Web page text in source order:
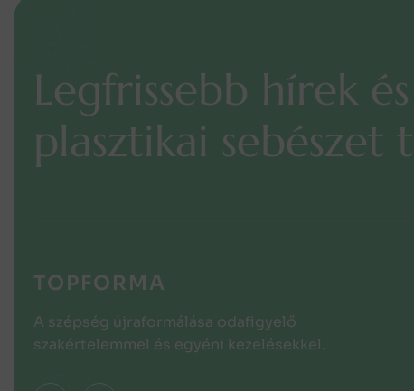
Legfrissebb hírek és
plasztikai sebészet t
TOPFORMA
A szépség újraformálása odafigyelő
szakértelemmel és egyéni kezelésekkel.